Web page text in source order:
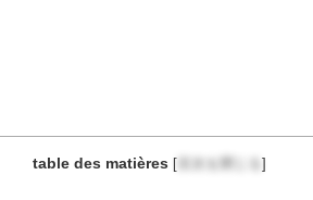
table des matières [ 目次を閉じる]